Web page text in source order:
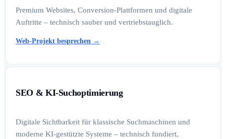
Premium Websites, Conversion-Plattformen und digitale
Auftritte – technisch sauber und vertriebstauglich.
Web-Projekt besprechen →
SEO & KI-Suchoptimierung
Digitale Sichtbarkeit für klassische Suchmaschinen und
moderne KI-gestützte Systeme – technisch fundiert,